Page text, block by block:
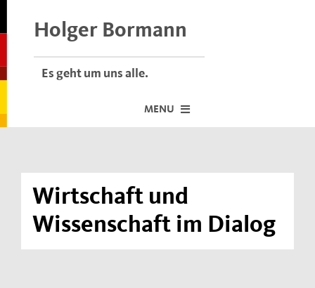
Holger Bormann
Es geht um uns alle.
MENU
Über mich
Dafür stehe ich
Wirtschaft und
Wissenschaft im Dialog